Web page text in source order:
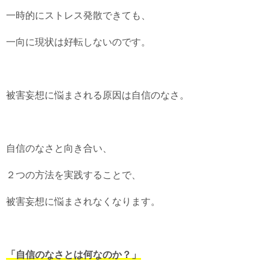
一時的にストレス発散できても、
一向に現状は好転しないのです。
被害妄想に悩まされる原因は自信のなさ。
自信のなさと向き合い、
２つの方法を実践することで、
被害妄想に悩まされなくなります。
「自信のなさとは何なのか？」